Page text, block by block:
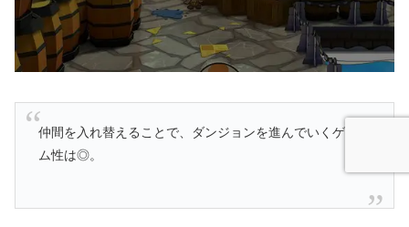
仲間を入れ替えることで、ダンジョンを進んでいくゲー
ム性は◎。